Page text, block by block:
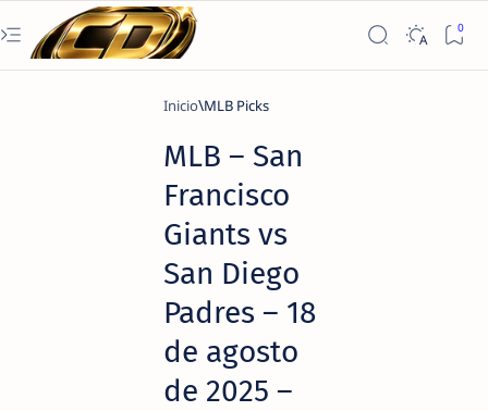
Inicio MLB Picks
MLB – San
Francisco
Giants vs
San Diego
Padres – 18
de agosto
de 2025 –